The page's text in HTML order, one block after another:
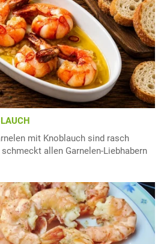
mit Knoblauch sind rasch
allen Garnelen-Liebhabern